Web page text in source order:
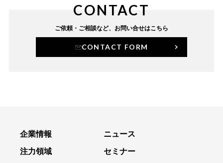
CONTACT
ご依頼・ご相談など、 お問い合せはこちら
CONTACT FORM
企業情報
注力領域
ニュース
セミナー